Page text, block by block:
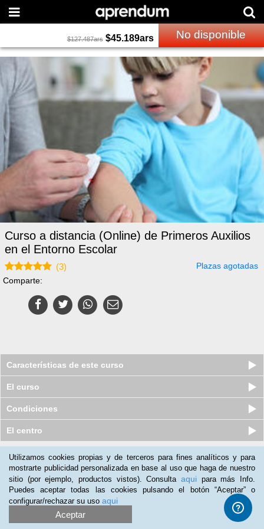
$127.487ars $45.189ars No disponible
Curso a distancia (Online) de Primeros Auxilios
en el Entorno Escolar
(3)
Plazas agotadas
Comparte:
Características de este curso
El curso
Condiciones
El centro
Nuestros clientes opinan:
María Calvo(28-09-2018)
Se ve bastante completo y bien estructurado! Lo recomiendo!
Rocio Taillefer(26-06-2016)
Utilizamos cookies propias y de terceros para fines analíticos y para
mostrarte publicidad personalizada en base al uso que haga de nuestro
sitio (por ejemplo, productos vistos). Consulta aqui para más Info.
Puedes aceptar todas las cookies pulsando el botón “Aceptar” o
configurar/rechazar su uso aqui
Aceptar